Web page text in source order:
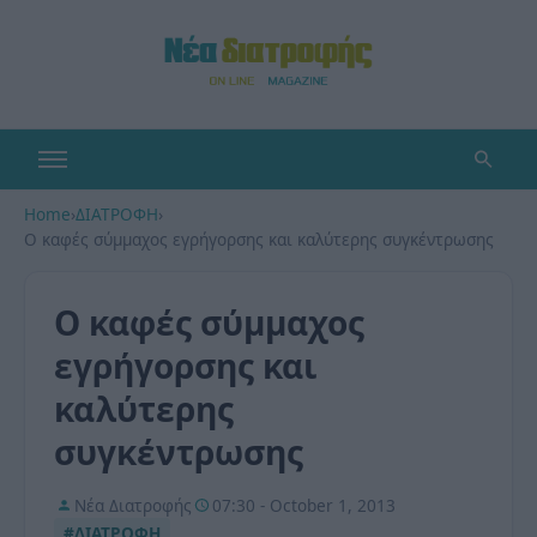
Home›ΔΙΑΤΡΟΦΗ›
Ο καφές σύμμαχος εγρήγορσης και καλύτερης συγκέντρωσης
Ο καφές σύμμαχος
εγρήγορσης και
καλύτερης
συγκέντρωσης
Νέα Διατροφής
07:30 - October 1, 2013